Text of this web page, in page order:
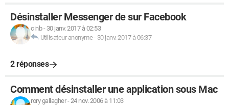
Désinstaller Messenger de sur Facebook
cinb- 30 janv. 2017 à 02:53
Utilisateur anonyme- 30 janv. 2017 à 06:37
2 réponses
Comment désinstaller une application sous Mac
rory gallagher-24 nov. 2006 à 11:03